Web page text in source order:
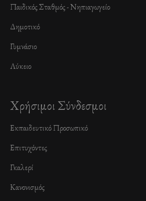
Παιδικός Σταθμός - Νηπιαγωγείο
Δημοτικό
Γυμνάσιο
Λύκειο
Χρήσιμοι Σύνδεσμοι
Εκπαιδευτικό Προσωπικό
Επιτυχόντες
Γκαλερί
Κανονισμός